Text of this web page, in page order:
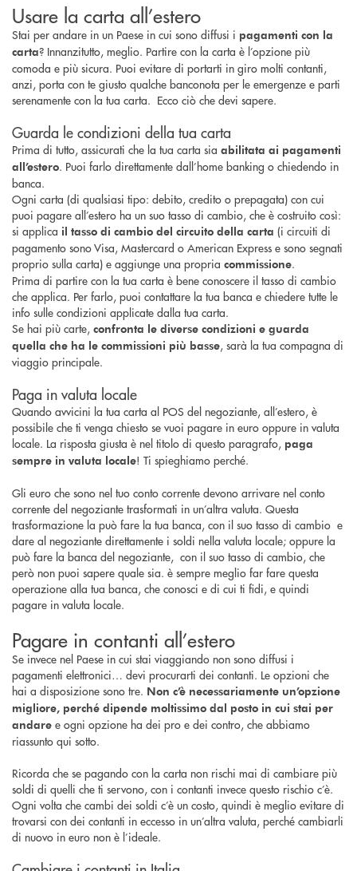
Usare la carta all’estero
Stai per andare in un Paese in cui sono diffusi i pagamenti con la
carta? Innanzitutto, meglio. Partire con la carta è l’opzione più
comoda e più sicura. Puoi evitare di portarti in giro molti contanti,
anzi, porta con te giusto qualche banconota per le emergenze e parti
serenamente con la tua carta. Ecco ciò che devi sapere.
Guarda le condizioni della tua carta
Prima di tutto, assicurati che la tua carta sia abilitata ai pagamenti
all’estero. Puoi farlo direttamente dall’home banking o chiedendo in
banca.
Ogni carta (di qualsiasi tipo: debito, credito o prepagata) con cui
puoi pagare all’estero ha un suo tasso di cambio, che è costruito così:
si applica il tasso di cambio del circuito della carta (i circuiti di
pagamento sono Visa, Mastercard o American Express e sono segnati
proprio sulla carta) e aggiunge una propria commissione.
Prima di partire con la tua carta è bene conoscere il tasso di cambio
che applica. Per farlo, puoi contattare la tua banca e chiedere tutte le
info sulle condizioni applicate dalla tua carta.
Se hai più carte, confronta le diverse condizioni e guarda
quella che ha le commissioni più basse, sarà la tua compagna di
viaggio principale.
Paga in valuta locale
Quando avvicini la tua carta al POS del negoziante, all’estero, è
possibile che ti venga chiesto se vuoi pagare in euro oppure in valuta
locale. La risposta giusta è nel titolo di questo paragrafo, paga
sempre in valuta locale! Ti spieghiamo perché.
Gli euro che sono nel tuo conto corrente devono arrivare nel conto
corrente del negoziante trasformati in un’altra valuta. Questa
trasformazione la può fare la tua banca, con il suo tasso di cambio e
dare al negoziante direttamente i soldi nella valuta locale; oppure la
può fare la banca del negoziante, con il suo tasso di cambio, che
però non puoi sapere quale sia. è sempre meglio far fare questa
operazione alla tua banca, che conosci e di cui ti fidi, e quindi
pagare in valuta locale.
Pagare in contanti all’estero
Se invece nel Paese in cui stai viaggiando non sono diffusi i
pagamenti elettronici… devi procurarti dei contanti. Le opzioni che
hai a disposizione sono tre. Non c’è necessariamente un’opzione
migliore, perché dipende moltissimo dal posto in cui stai per
andare e ogni opzione ha dei pro e dei contro, che abbiamo
riassunto qui sotto.
Ricorda che se pagando con la carta non rischi mai di cambiare più
soldi di quelli che ti servono, con i contanti invece questo rischio c’è.
Ogni volta che cambi dei soldi c’è un costo, quindi è meglio evitare di
trovarsi con dei contanti in eccesso in un’altra valuta, perché cambiarli
di nuovo in euro non è l’ideale.